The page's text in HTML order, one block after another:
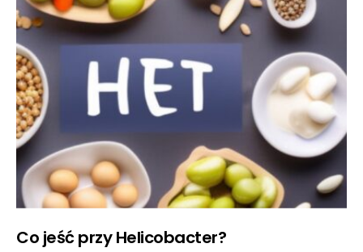
Co jeść przy Helicobacter?